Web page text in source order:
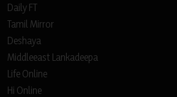
Daily FT
Tamil Mirror
Deshaya
Middleeast Lankadeepa
Life Online
Hi Online